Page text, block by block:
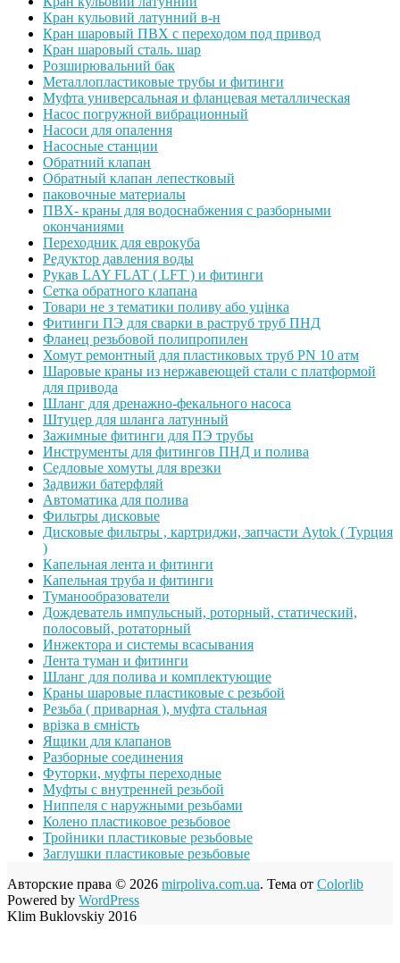
Кран кульовий латунний в-н
Кран шаровый ПВХ с переходом под привод
Кран шаровый сталь. шар
Розширювальний бак
Металлопластиковые трубы и фитинги
Муфта универсальная и фланцевая металлическая
Насос погружной вибрационный
Насоси для опалення
Насосные станции
Обратний клапан
Обратный клапан лепестковый
паковочные материалы
ПВХ- краны для водоснабжения с разборными
окончаниями
Переходник для еврокуба
Редуктор давления воды
Рукав LAY FLAT ( LFT ) и фитинги
Сетка обратного клапана
Товари не з тематики поливу або уцінка
Фитинги ПЭ для сварки в раструб труб ПНД
Фланец резьбовой полипропилен
Хомут ремонтный для пластиковых труб PN 10 атм
Шаровые краны из нержавеющей стали с платформой
для привода
Шланг для дренажно-фекального насоса
Штуцер для шланга латунный
Зажимные фитинги для ПЭ трубы
Инструменты для фитингов ПНД и полива
Седловые хомуты для врезки
Задвижи батерфляй
Автоматика для полива
Фильтры дисковые
Дисковые фильтры , картриджи, запчасти Aytok ( Турция
)
Капельная лента и фитинги
Капельная труба и фитинги
Туманообразователи
Дождеватель импульсный, роторный, статический,
полосовый, ротаторный
Инжектора и системы всасывания
Лента туман и фитинги
Шланг для полива и комплектующие
Краны шаровые пластиковые с резьбой
Резьба ( приварная ), муфта стальная
врізка в ємність
Ящики для клапанов
Разборные соединения
Футорки, муфты переходные
Муфты с внутренней резьбой
Ниппеля с наружными резьбами
Колено пластиковое резьбовое
Тройники пластиковые резьбовые
Заглушки пластиковые резьбовые
Авторские права © 2026 mirpoliva.com.ua. Тема от Colorlib
Powered by WordPress
Klim Buklovskiy 2016